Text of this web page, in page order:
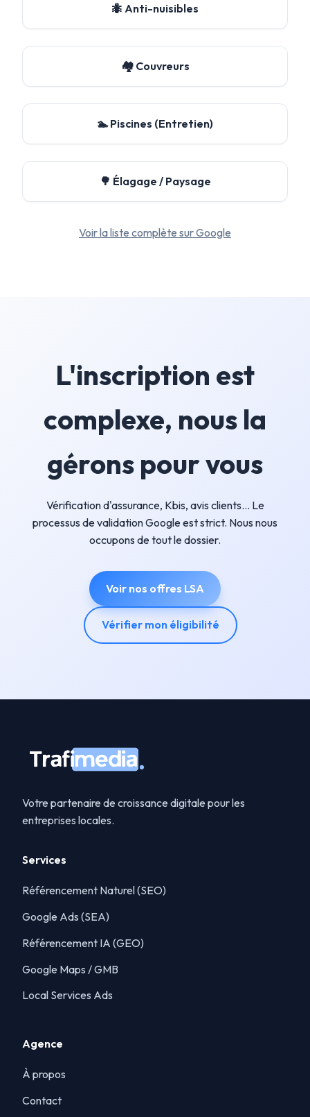
🐜 Anti-nuisibles
🏘️ Couvreurs
🏊 Piscines (Entretien)
🌳 Élagage / Paysage
Voir la liste complète sur Google
L'inscription est
complexe, nous la
gérons pour vous
Vérification d'assurance, Kbis, avis clients... Le
processus de validation Google est strict. Nous nous
occupons de tout le dossier.
Voir nos offres LSA
Vérifier mon éligibilité
Votre partenaire de croissance digitale pour les
entreprises locales.
Services
Référencement Naturel (SEO)
Google Ads (SEA)
Référencement IA (GEO)
Google Maps / GMB
Local Services Ads
Agence
À propos
Contact